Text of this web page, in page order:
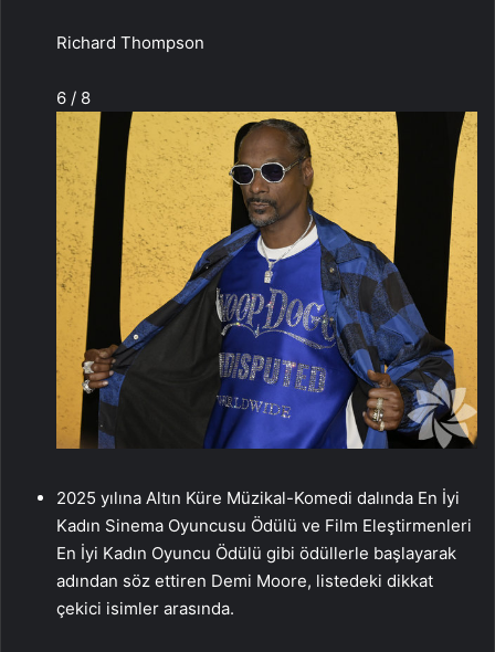
Richard Thompson
6 / 8
2025 yılına Altın Küre Müzikal-Komedi dalında En İyi
Kadın Sinema Oyuncusu Ödülü ve Film Eleştirmenleri
En İyi Kadın Oyuncu Ödülü gibi ödüllerle başlayarak
adından söz ettiren Demi Moore, listedeki dikkat
çekici isimler arasında.